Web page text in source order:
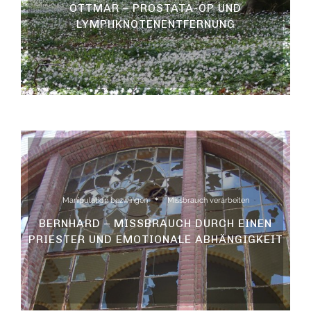
OTTMAR – PROSTATA-OP UND
LYMPHKNOTENENTFERNUNG
Manipulation bezwingen Missbrauch verarbeiten
BERNHARD – MISSBRAUCH DURCH EINEN
PRIESTER UND EMOTIONALE ABHÄNGIGKEIT